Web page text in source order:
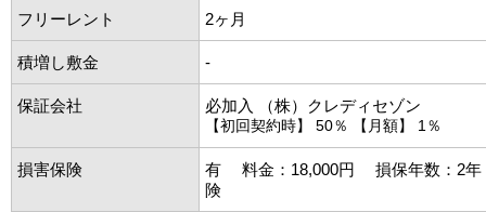
フリーレント 2ヶ月
積増し敷金 -
保証会社 必加入 （株）クレディセゾン
【初回契約時】 50％ 【月額】 1％
損害保険
有 料金：18,000円 損保年数：2
険